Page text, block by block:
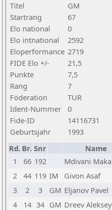
Titel
GM
Startrang
67
Elo national
0
Elo intnational
2592
Eloperformance 2719
FIDE Elo +/-
21,5
Punkte
7,5
Rang
7
Föderation
TUR
Ident-Nummer
0
Fide-ID
14116731
Geburtsjahr
1993
Rd. Br. Snr Name
1
66 192 Mdivani Maka
2
44 119 IM Givon Asaf
3
2 3 GM Eljanov Pavel
4
14 34 GM Dreev Aleksey